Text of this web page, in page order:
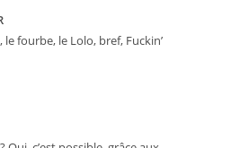
fourbe, le Lolo, bref, Fuckin’